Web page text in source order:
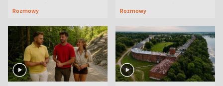
uwierzyć, co przeszła
Rozmowy
swoje niezwykłe
Rozmowy